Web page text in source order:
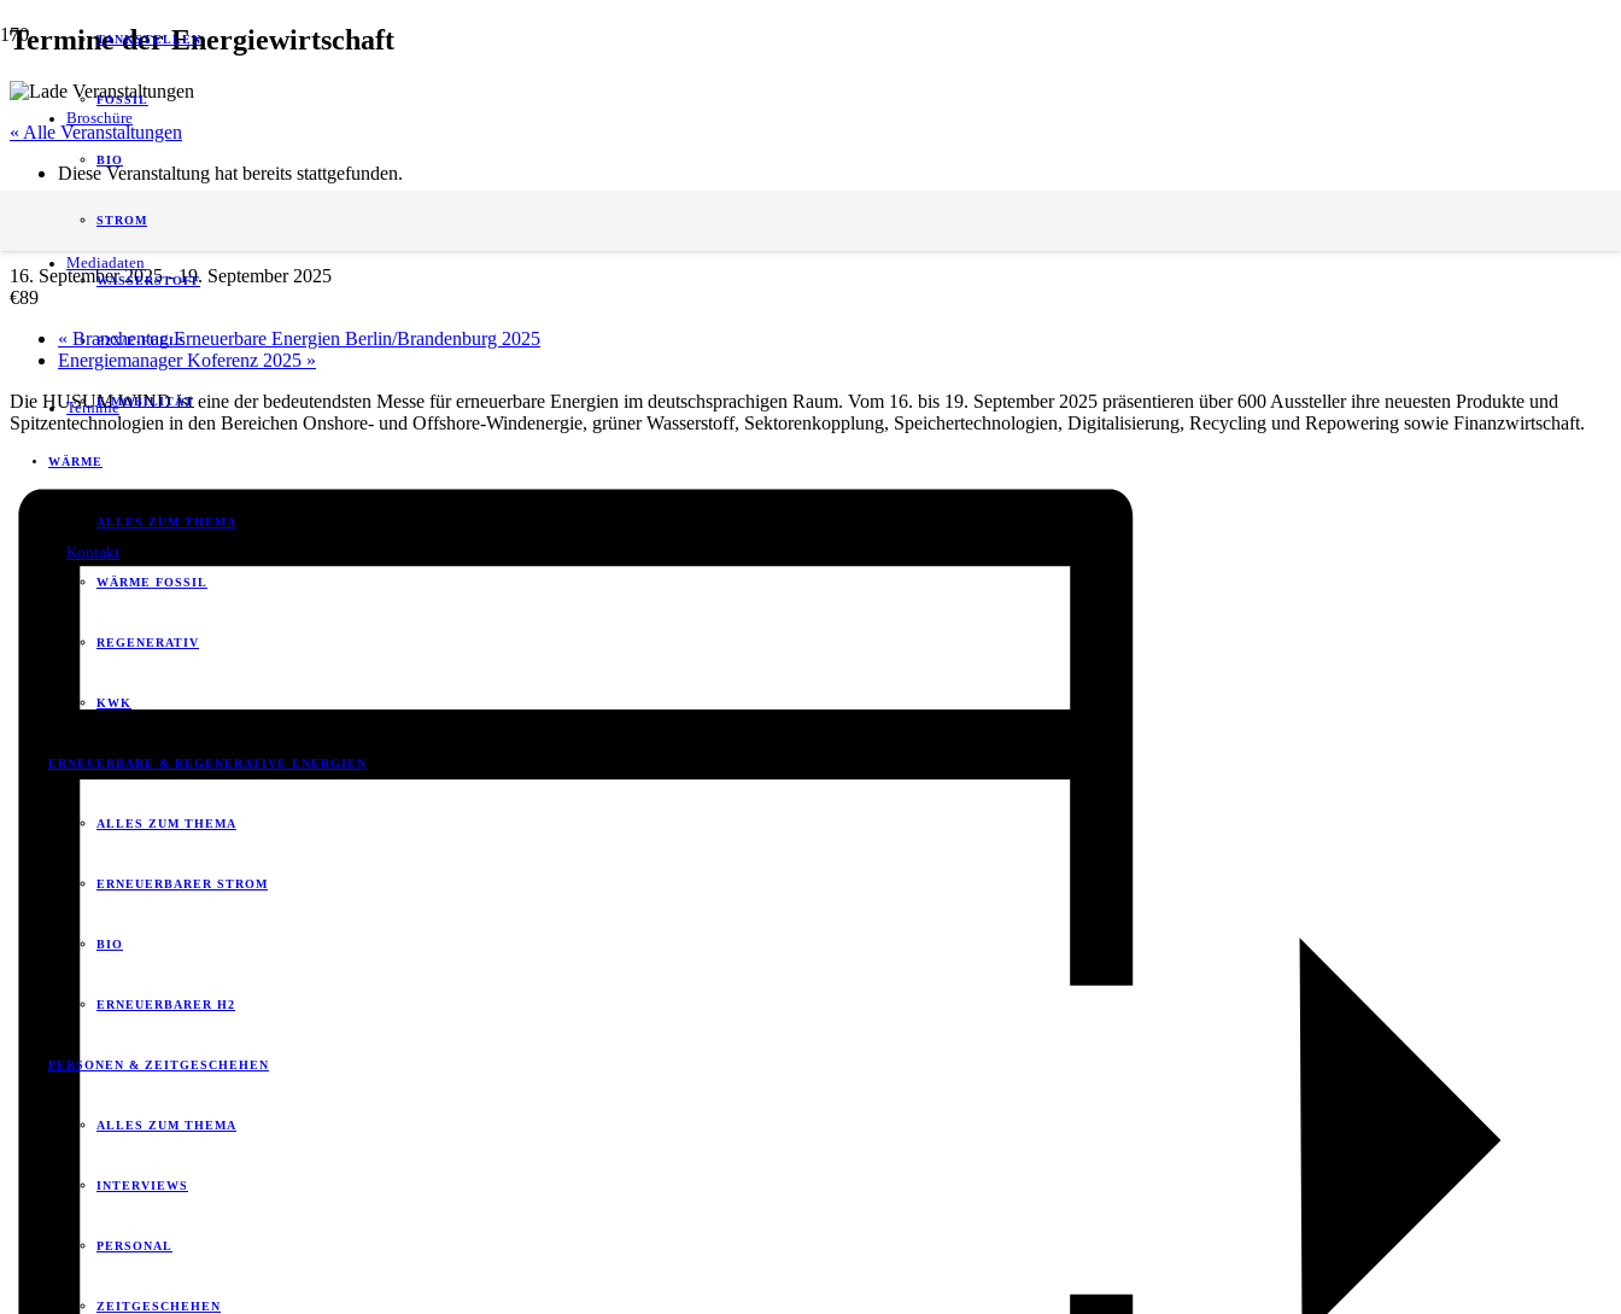
Broschüre
Mediadaten
Termine
Kontakt
TANKSTELLEN
FOSSIL
BIO
STROM
WASSERSTOFF
P2X/E-FUELS
E-MOBILITÄT
WÄRME
ALLES ZUM THEMA
WÄRME FOSSIL
REGENERATIV
KWK
ERNEUERBARE & REGENERATIVE ENERGIEN
ALLES ZUM THEMA
ERNEUERBARER STROM
BIO
ERNEUERBARER H2
PERSONEN & ZEITGESCHEHEN
ALLES ZUM THEMA
INTERVIEWS
PERSONAL
ZEITGESCHEHEN
Termine der Energiewirtschaft
« Alle Veranstaltungen
Diese Veranstaltung hat bereits stattgefunden.
HUSUM WIND 2025
16. September 2025-19. September 2025
€89
« Branchentag Erneuerbare Energien Berlin/Brandenburg 2025
Energiemanager Koferenz 2025 »
Die HUSUM WIND ist eine der bedeutendsten Messe für erneuerbare Energien im deutschsprachigen Raum. Vom 16. bis 19. September 2025 präsentieren über 600 Aussteller ihre neuesten Produkte und
Spitzentechnologien in den Bereichen Onshore- und Offshore-Windenergie, grüner Wasserstoff, Sektorenkopplung, Speichertechnologien, Digitalisierung, Recycling und Repowering sowie Finanzwirtschaft.